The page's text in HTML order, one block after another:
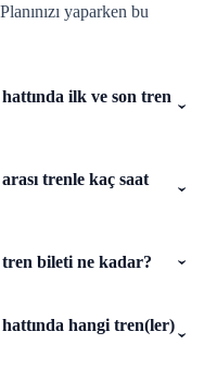
yaparken bu
ilk ve son tren
trenle kaç saat
bileti ne kadar?
hangi tren(ler)